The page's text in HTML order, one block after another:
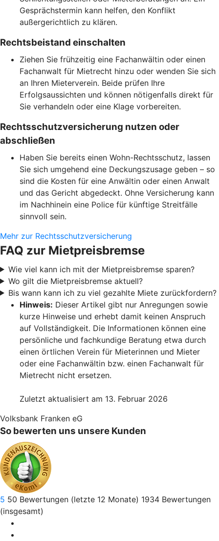
Gesprächstermin kann helfen, den Konflikt
außergerichtlich zu klären.
Rechtsbeistand einschalten
Ziehen Sie frühzeitig eine Fachanwältin oder einen
Fachanwalt für Mietrecht hinzu oder wenden Sie sich
an Ihren Mieterverein. Beide prüfen Ihre
Erfolgsaussichten und können nötigenfalls direkt für
Sie verhandeln oder eine Klage vorbereiten.
Rechtsschutzversicherung nutzen oder
abschließen
Haben Sie bereits einen Wohn-Rechtsschutz, lassen
Sie sich umgehend eine Deckungszusage geben – so
sind die Kosten für eine Anwältin oder einen Anwalt
und das Gericht abgedeckt. Ohne Versicherung kann
im Nachhinein eine Police für künftige Streitfälle
sinnvoll sein.
Mehr zur Rechtsschutzversicherung
FAQ zur Mietpreisbremse
Wie viel kann ich mit der Mietpreisbremse sparen?
Wo gilt die Mietpreisbremse aktuell?
Bis wann kann ich zu viel gezahlte Miete zurückfordern?
Hinweis: Dieser Artikel gibt nur Anregungen sowie
kurze Hinweise und erhebt damit keinen Anspruch
auf Vollständigkeit. Die Informationen können eine
persönliche und fachkundige Beratung etwa durch
einen örtlichen Verein für Mieterinnen und Mieter
oder eine Fachanwältin bzw. einen Fachanwalt für
Mietrecht nicht ersetzen.
Zuletzt aktualisiert am 13. Februar 2026
Volksbank Franken eG
So bewerten uns unsere Kunden
5 50 Bewertungen (letzte 12 Monate) 1934 Bewertungen
(insgesamt)